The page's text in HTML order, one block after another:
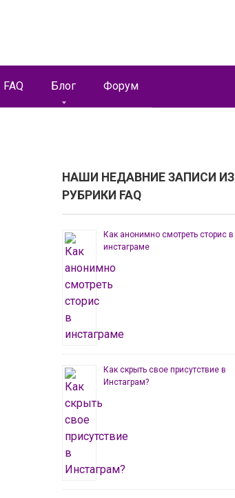
FAQ Блог Форум
НАШИ НЕДАВНИЕ ЗАПИСИ ИЗ
РУБРИКИ FAQ
Как анонимно смотреть сторис в
инстаграме
Как скрыть свое присутствие в
Инстаграм?